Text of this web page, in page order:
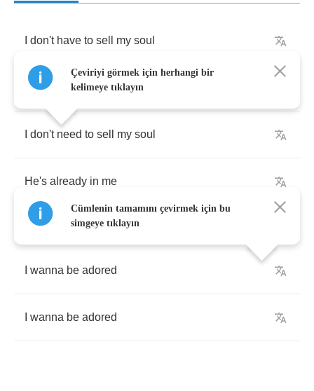
don't have to sell my soul
He's already in me
don't need to sell my soul
He's already in me
wanna be adored
wanna be adored
Çeviriyi görmek için herhangi bir
kelimeye tıklayın
Cümlenin tamamını çevirmek için bu
simgeye tıklayın